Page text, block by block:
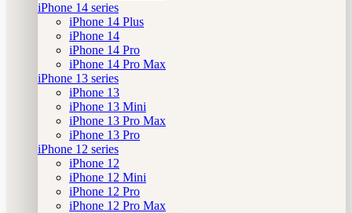
iPhone 14 series
iPhone 14 Plus
iPhone 14
iPhone 14 Pro
iPhone 14 Pro Max
iPhone 13 series
iPhone 13
iPhone 13 Mini
iPhone 13 Pro Max
iPhone 13 Pro
iPhone 12 series
iPhone 12
iPhone 12 Mini
iPhone 12 Pro
iPhone 12 Pro Max